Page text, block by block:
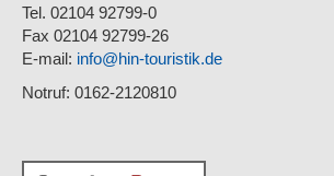
Tel. 02104 92799-0
Fax 02104 92799-26
E-mail: info@hin-touristik.de
Notruf: 0162-2120810